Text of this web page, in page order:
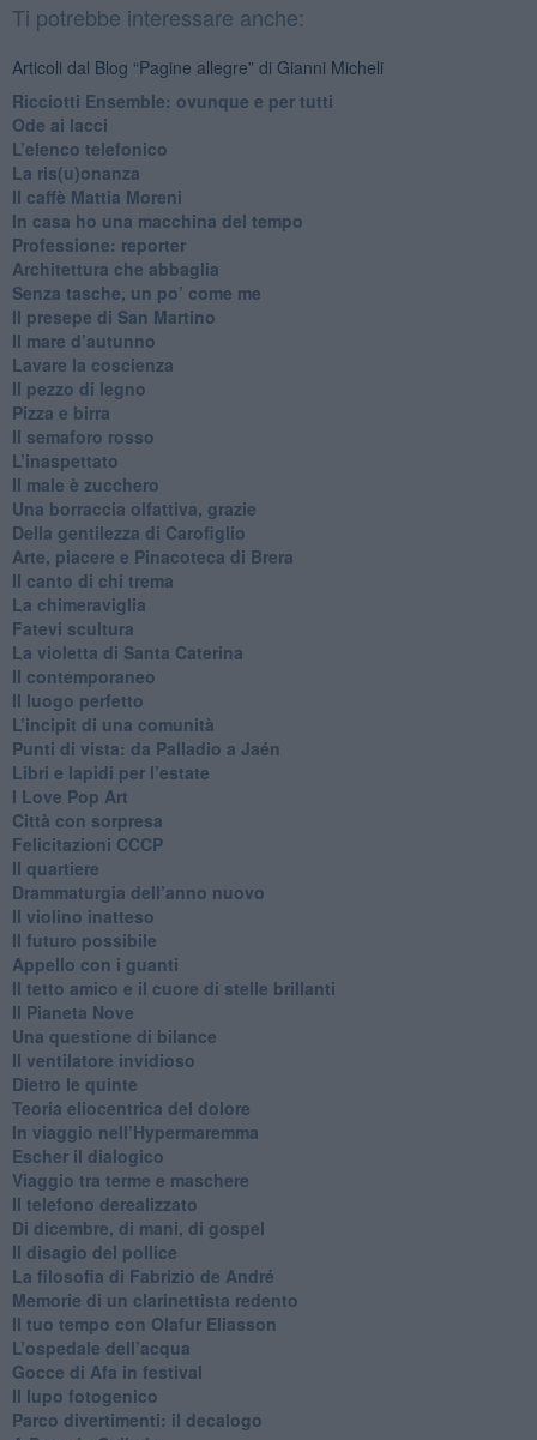
Ti potrebbe interessare anche:
Articoli dal Blog “Pagine allegre” di Gianni Micheli
​Ricciotti Ensemble: ovunque e per tutti
Ode ai lacci
​L’elenco telefonico
​La ris(u)onanza
​Il caffè Mattia Moreni
​In casa ho una macchina del tempo
Professione: reporter
Architettura che abbaglia
​Senza tasche, un po’ come me
​Il presepe di San Martino
​Il mare d’autunno
​Lavare la coscienza
​Il pezzo di legno
​Pizza e birra
​Il semaforo rosso
​L’inaspettato
​Il male è zucchero
​Una borraccia olfattiva, grazie
​Della gentilezza di Carofiglio
Arte, piacere e Pinacoteca di Brera
​Il canto di chi trema
La chimeraviglia
​Fatevi scultura
​La violetta di Santa Caterina
​Il contemporaneo
​Il luogo perfetto
​L’incipit di una comunità
Punti di vista: da Palladio a Jaén
​Libri e lapidi per l’estate
​I Love Pop Art
Città con sorpresa
Felicitazioni CCCP
​Il quartiere
​Drammaturgia dell’anno nuovo
​Il violino inatteso
​Il futuro possibile
​Appello con i guanti
​Il tetto amico e il cuore di stelle brillanti
​Il Pianeta Nove
​Una questione di bilance
​Il ventilatore invidioso
​Dietro le quinte
​Teoria eliocentrica del dolore
In viaggio nell’Hypermaremma
​Escher il dialogico
​Viaggio tra terme e maschere
Il telefono derealizzato
​Di dicembre, di mani, di gospel
​Il disagio del pollice
​La filosofia di Fabrizio de André
Memorie di un clarinettista redento
​Il tuo tempo con Olafur Eliasson
​L’ospedale dell’acqua
​Gocce di Afa in festival
​Il lupo fotogenico
​Parco divertimenti: il decalogo